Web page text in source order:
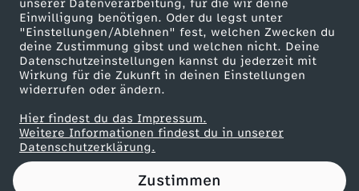
unserer Datenverarbeitung, für die wir deine
Einwilligung benötigen. Oder du legst unter
"Einstellungen/Ablehnen" fest, welchen Zwecken du
deine Zustimmung gibst und welchen nicht. Deine
Datenschutzeinstellungen kannst du jederzeit mit
Wirkung für die Zukunft in deinen Einstellungen
widerrufen oder ändern.
Hier findest du das Impressum.
Weitere Informationen findest du in unserer
Datenschutzerklärung.
Zustimmen
i
n
e
s
p
Mainzelmännchen
Partner